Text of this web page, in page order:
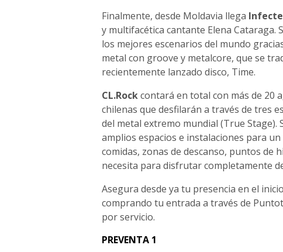
Finalmente, desde Moldavia llega
y multifacética cantante Elena Cataraga.
los mejores escenarios del mundo
metal con groove y metalcore, que se
recientemente lanzado disco, Time.
CL.Rockcontará en total con más de 20
chilenas que desfilarán a través de tres
del metal extremo mundial (True Stage).
amplios espacios e instalaciones para
comidas, zonas de descanso, puntos de
necesita para disfrutar completamente
Asegura desde ya tu presencia en el
comprando tu entrada a través de
por servicio.
PREVENTA 1